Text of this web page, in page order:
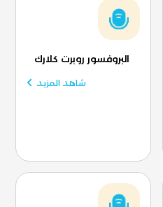
البروفسور روبرت كلارك
شاهد المزيد